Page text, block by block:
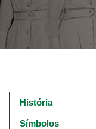
Main
navigation
História
Símbolos